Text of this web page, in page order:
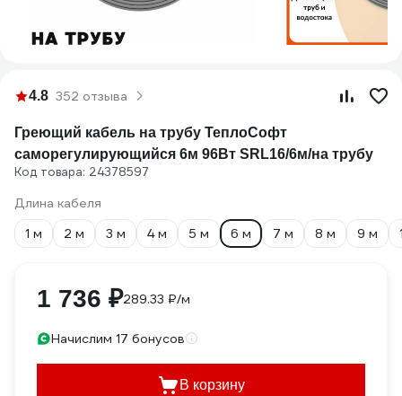
4.8 352 отзыва
Греющий кабель на трубу ТеплоСофт
саморегулирующийся 6м 96Вт SRL16/6м/на трубу
Код товара: 24378597
Длина кабеля
1 м
2 м 3 м 4 м 5 м 6 м 7 м 8 м 9 м
1 736 ₽289.33 ₽/м
Начислим 17 бонусов
В корзину